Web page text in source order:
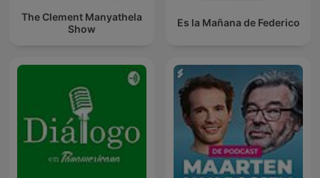
The Clement Manyathela
Show
Es la Mañana de Federico